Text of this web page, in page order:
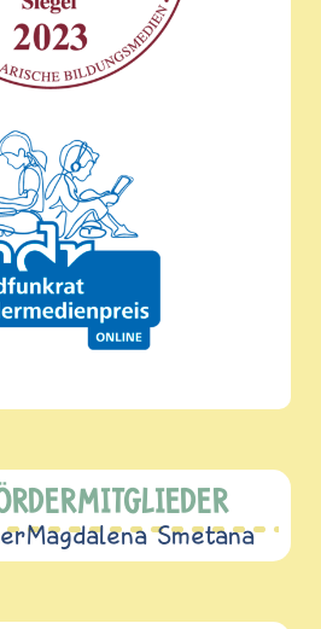
Magdalena Smetana